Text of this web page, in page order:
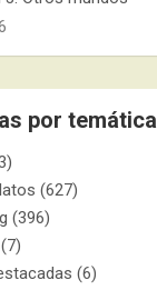
por temática
(627)
(396)
(7)
(6)